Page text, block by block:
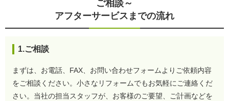
ご相談～
アフターサービスまでの流れ
1.ご相談
まずは、お電話、FAX、お問い合わせフォームよりご依頼内容
をご相談ください。 小さなリフォームでもお気軽にご連絡くだ
さい。 当社の担当スタッフが、お客様のご要望、ご計画などを